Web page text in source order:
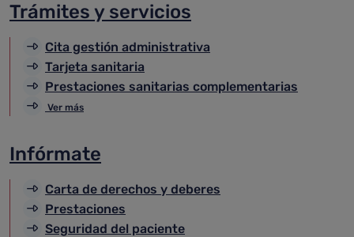
Trámites y servicios
Cita gestión administrativa
Tarjeta sanitaria
Prestaciones sanitarias complementarias
Ver más
Infórmate
Carta de derechos y deberes
Prestaciones
Seguridad del paciente